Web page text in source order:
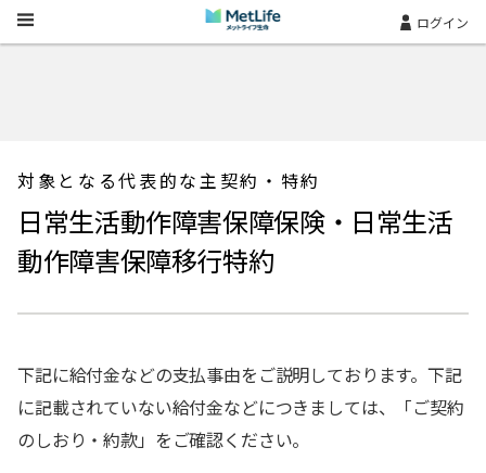
Skip Navigation ログイン
対象となる代表的な主契約・特約
日常生活動作障害保障保険・日常生活
動作障害保障移行特約
下記に給付金などの支払事由をご説明しております。下記
に記載されていない給付金などにつきましては、「ご契約
のしおり・約款」をご確認ください。